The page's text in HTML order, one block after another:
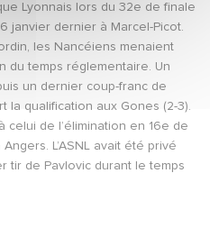
Lyonnais lors du 32e de finale
janvier dernier à Marcel-Picot.
les Nancéiens menaient
du temps réglementaire. Un
un dernier coup-franc de
la qualification aux Gones (2-3).
de l’élimination en 16e de
L’ASNL avait été privé
tir de Pavlovic durant le temps